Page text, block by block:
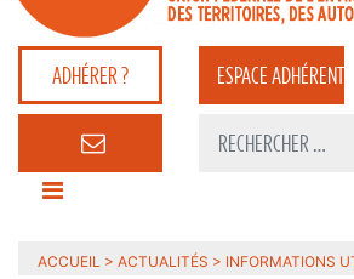
ADHÉRER ? ESPACEADHÉRENT
ACCUEIL > ACTUALITÉS > INFORMATIONS